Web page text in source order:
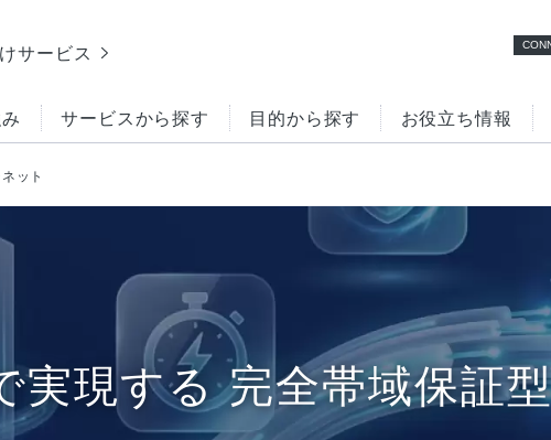
サービス
ト内検索
サービスの強み（イン
ターネット編）
サービスの強み（VPN
編）
サービスから探す
専用線
クラウド接続 データセンター
目的から探す
インターネット環境の
クラウド接続
お役立ち情報
お役立ち資料一覧 セミナー・イベント
ット
実現する 完全帯域保証